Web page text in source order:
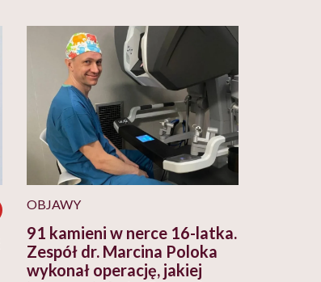
OBJAWY
91 kamieni w nerce 16-latka.
Zespół dr. Marcina Poloka
wykonał operację, jakiej